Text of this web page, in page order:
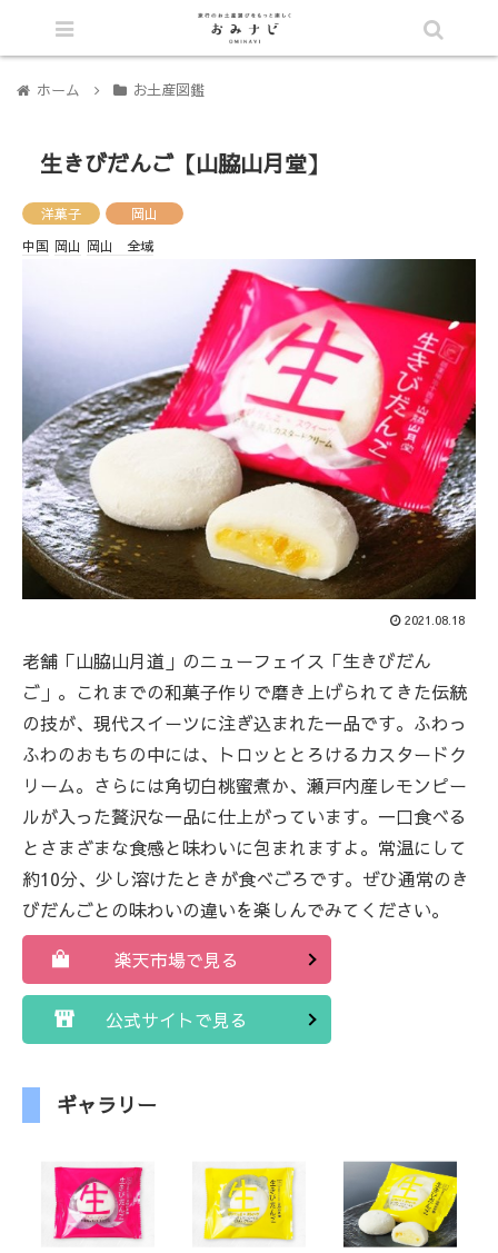
ホーム お土産図鑑
生きびだんご【山脇山月堂】
洋菓子
岡山
中国 岡山 岡山 全域
2021.08.18
老舗「山脇山月道」のニューフェイス「生きびだん
ご」。これまでの和菓子作りで磨き上げられてきた伝統
の技が、現代スイーツに注ぎ込まれた一品です。ふわっ
ふわのおもちの中には、トロッととろけるカスタードク
リーム。さらには角切白桃蜜煮か、瀬戸内産レモンピー
ルが入った贅沢な一品に仕上がっています。一口食べる
とさまざまな食感と味わいに包まれますよ。常温にして
約10分、少し溶けたときが食べごろです。ぜひ通常のき
びだんごとの味わいの違いを楽しんでみてください。
楽天市場で見る
公式サイトで見る
ギャラリー
シェア